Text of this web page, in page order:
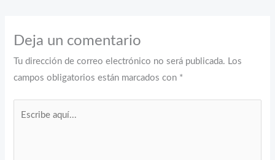
Deja un comentario
Tu dirección de correo electrónico no será publicada. Los
campos obligatorios están marcados con *